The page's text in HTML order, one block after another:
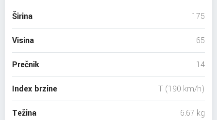
Širina 175
Visina 65
Prečnik 14
Index brzine T (190 km/h)
Težina 6.67 kg